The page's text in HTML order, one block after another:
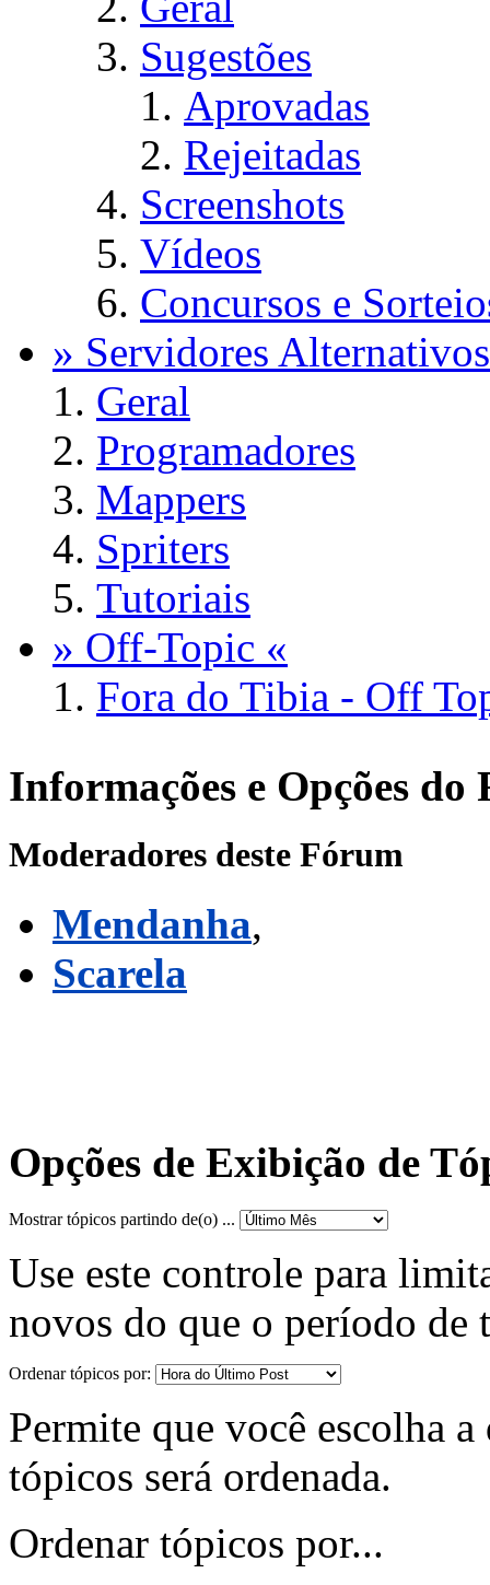
Sugestões
Aprovadas
Rejeitadas
Screenshots
Vídeos
Concursos e
» Servidores
Geral
Programadores
Mappers
Spriters
Tutoriais
» Off-Topic «
Fora do Tibia - Off
Informações e Opções do
Moderadores deste Fórum
Mendanha,
Scarela
Opções de Exibição de
Mostrar tópicos partindo de(o) ...
Use este controle para
novos do que o período de
Ordenar tópicos por:
Permite que você escolha
tópicos será ordenada.
Ordenar tópicos por...